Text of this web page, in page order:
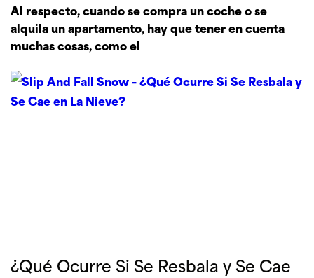
Al respecto, cuando se compra un coche o se
alquila un apartamento, hay que tener en cuenta
muchas cosas, como el
¿Qué Ocurre Si Se Resbala y Se Cae